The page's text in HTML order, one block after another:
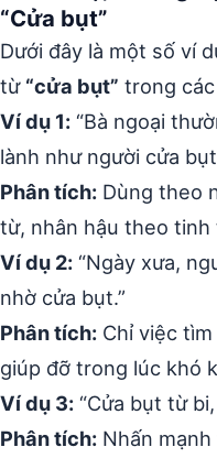
“Cửa bụt”
Dưới đây là một số ví
từ “cửa bụt” trong
Ví dụ 1: “Bà ngoại
lành như người cửa
Phân tích: Dùng theo
từ, nhân hậu theo tinh
Ví dụ 2: “Ngày xưa,
nhờ cửa bụt.”
Phân tích: Chỉ việc
giúp đỡ trong lúc khó
Ví dụ 3: “Cửa bụt từ
Phân tích: Nhấn